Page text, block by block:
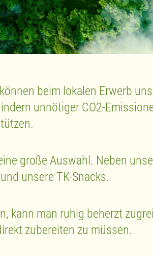
beim lokalen Erwerb
unnötiger CO2-
große Auswahl. Neben
unsere TK-Snacks.
kann man ruhig beherzt
zubereiten zu müssen.